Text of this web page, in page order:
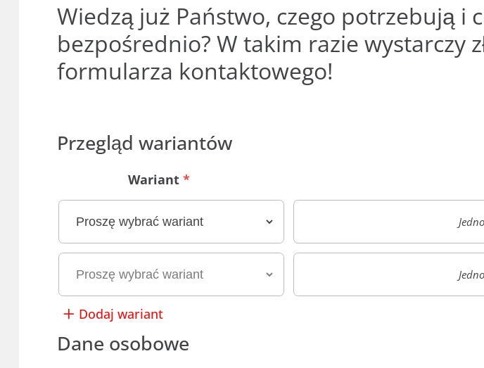
Wiedzą już Państwo, czego potrzebują i
bezpośrednio? W takim razie wystarczy
formularza kontaktowego!
Przegląd wariantów
Wariant *
Dodaj wariant
Dane osobowe